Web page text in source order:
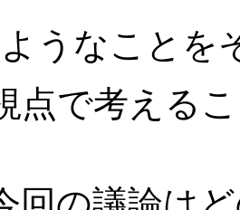
うなことを
点で考える